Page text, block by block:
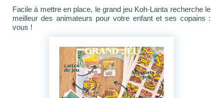
Facile à mettre en place, le grand jeu Koh-Lanta recherche le
meilleur des animateurs pour votre enfant et ses copains :
vous !